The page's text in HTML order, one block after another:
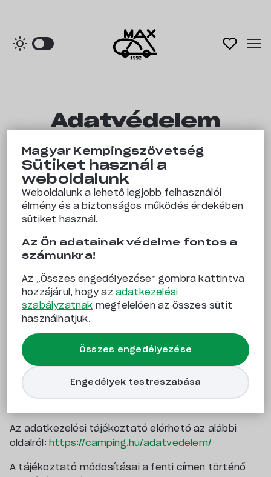
Magyar Kempingszövetség
Sütiket használ a
weboldalunk
Weboldalunk a lehető legjobb felhasználói
élmény és a biztonságos működés érdekében
sütiket használ.
Az Ön adatainak védelme fontos a
számunkra!
Az „Összes engedélyezése” gombra kattintva
hozzájárul, hogy az adatkezelési
szabályzatnak megfelelően az összes sütit
használhatjuk.
Összes engedélyezése
Engedélyek testreszabása
Rólunk
Kedvencek
Adatvédelem
Bevezetés
Magyar Kempingszövetség(székhely: 8649
Balatonberény, Gábor Áron u. 1.), (a továbbiakban:
Szolgáltató, adatkezelő) alá veti magát a
következő szabályzatnak:
kezelése tekintetében történő védelméről és az
ilyen adatok szabad áramlásáról, valamint a
95/46/EK rendelet hatályon kívül helyezéséről
(általános adatvédelmi rendelet) AZ EURÓPAI
PARLAMENT ÉS A TANÁCS (EU) 2016/679 RENDELETE
(2016. április 27.) szerint az alábbi tájékoztatást
adjuk.
Jelen adatkezelési tájékoztató az alábbi oldal
Az adatkezelési tájékoztató elérhető az alábbi
oldalról: https://camping.hu/adatvedelem/
A tájékoztató módosításai a fenti címen történő